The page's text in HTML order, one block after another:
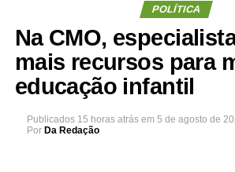
POLÍTICA
Na CMO,
mais recursos para
educação infantil
Publicados 15 horas atrás em 5 de agosto de
Por Da Redação